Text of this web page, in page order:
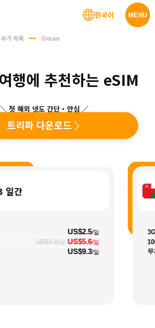
MENU
한국어
가 목록 Oman
행에 추천하는 eSIM
＼ 첫 해외 넷도 간단・안심 ／
트리파 다운로드
일간
US$2.5/일
US$7.0/일 US$5.6/일
US$9.3/일